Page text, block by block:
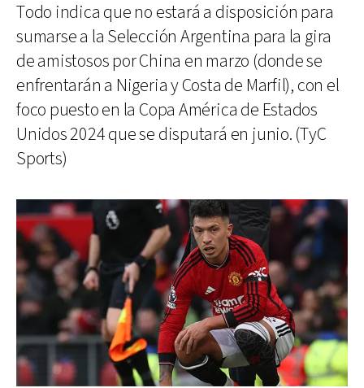
Todo indica que no estará a disposición para
sumarse a la Selección Argentina para la gira
de amistosos por China en marzo (donde se
enfrentarán a Nigeria y Costa de Marfil), con el
foco puesto en la Copa América de Estados
Unidos 2024 que se disputará en junio. (TyC
Sports)